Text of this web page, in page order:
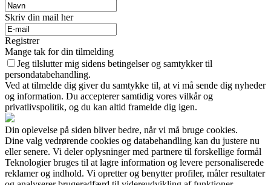
Skriv din mail her
Registrer
Mange tak for din tilmelding
Jeg tilslutter mig sidens betingelser og samtykker til
persondatabehandling.
Ved at tilmelde dig giver du samtykke til, at vi må sende dig nyheder
og information. Du accepterer samtidig vores vilkår og
privatlivspolitik, og du kan altid framelde dig igen.
Din oplevelse på siden bliver bedre, når vi må bruge cookies.
Dine valg vedrørende cookies og databehandling kan du justere nu
eller senere. Vi deler oplysninger med partnere til forskellige formål
Teknologier bruges til at lagre information og levere personaliserede
reklamer og indhold. Vi opretter og benytter profiler, måler resultater